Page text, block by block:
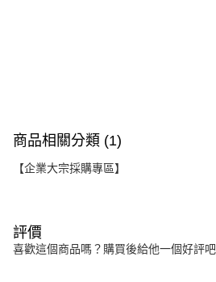
商品相關分類 (1)
【企業大宗採購專區】
評價
喜歡這個商品嗎？購買後給他一個好評吧